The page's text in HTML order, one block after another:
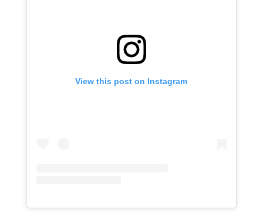
View this post on Instagram